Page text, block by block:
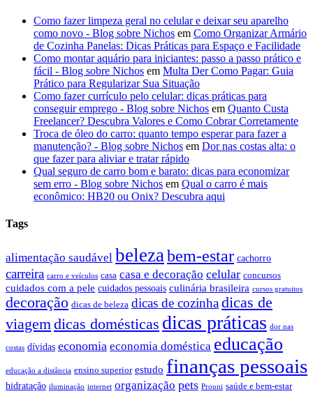
Como fazer limpeza geral no celular e deixar seu aparelho
como novo - Blog sobre Nichos em Como Organizar Armário
de Cozinha Panelas: Dicas Práticas para Espaço e Facilidade
Como montar aquário para iniciantes: passo a passo prático e
fácil - Blog sobre Nichos em Multa Der Como Pagar: Guia
Prático para Regularizar Sua Situação
Como fazer currículo pelo celular: dicas práticas para
conseguir emprego - Blog sobre Nichos em Quanto Custa
Freelancer? Descubra Valores e Como Cobrar Corretamente
Troca de óleo do carro: quanto tempo esperar para fazer a
manutenção? - Blog sobre Nichos em Dor nas costas alta: o
que fazer para aliviar e tratar rápido
Qual seguro de carro bom e barato: dicas para economizar
sem erro - Blog sobre Nichos em Qual o carro é mais
econômico: HB20 ou Onix? Descubra aqui
Tags
alimentação saudável belezabem-estar cachorro
carreira carro e veículos casa casa e decoração celular concursos
cuidados com a pele cuidados pessoais culinária brasileira cursos gratuitos
decoração dicas de beleza dicas de cozinhadicas de
viagemdicas domésticas dicas práticas dor nas
costas dívidas economia economia doméstica educação
educação a distância ensino superior estudo finanças pessoais
hidratação iluminação internet organização pets Prouni saúde e bem-estar